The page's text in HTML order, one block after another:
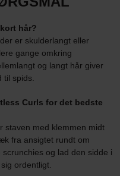
hår?
er skulderlangt eller
gange omkring
og langt hår giver
spids.
Curls for det bedste
staven med klemmen midt
fra ansigtet rundt om
og lad den sidde i
ordentligt.